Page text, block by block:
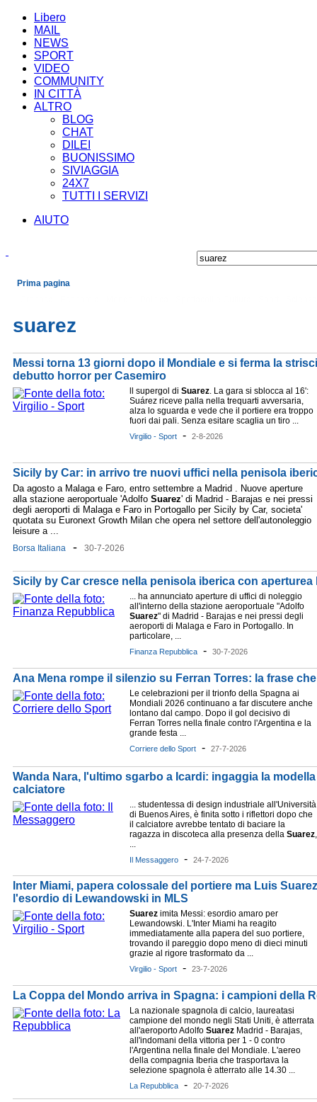
Libero
MAIL
NEWS
SPORT
VIDEO
COMMUNITY
IN CITTÀ
ALTRO
BLOG
CHAT
DILEI
BUONISSIMO
SIVIAGGIA
24X7
TUTTI I SERVIZI
AIUTO
Prima pagina
suarez
Messi torna 13 giorni dopo il Mondiale e si ferma la
debutto horror per Casemiro
ll supergol di Suarez. La gara si sblocca al 16':
Suárez riceve palla nella trequarti avversaria,
alza lo sguarda e vede che il portiere era troppo
fuori dai pali. Senza esitare scaglia un tiro ...
Virgilio - Sport - 2-8-2026
Sicily by Car: in arrivo tre nuovi uffici nella penisola
Da agosto a Malaga e Faro, entro settembre a Madrid . Nuove aperture
alla stazione aeroportuale 'Adolfo Suarez' di Madrid - Barajas e nei pressi
degli aeroporti di Malaga e Faro in Portogallo per Sicily by Car, societa'
quotata su Euronext Growth Milan che opera nel settore dell'autonoleggio
leisure a ...
Borsa Italiana - 30-7-2026
Sicily by Car cresce nella penisola iberica con aperturea
... ha annunciato aperture di uffici di noleggio
all'interno della stazione aeroportuale "Adolfo
Suarez" di Madrid - Barajas e nei pressi degli
aeroporti di Malaga e Faro in Portogallo. In
particolare, ...
Finanza Repubblica - 30-7-2026
Ana Mena rompe il silenzio su Ferran Torres: la frase
Le celebrazioni per il trionfo della Spagna ai
Mondiali 2026 continuano a far discutere anche
lontano dal campo. Dopo il gol decisivo di
Ferran Torres nella finale contro l'Argentina e la
grande festa ...
Corriere dello Sport - 27-7-2026
Wanda Nara, l'ultimo sgarbo a Icardi: ingaggia la
calciatore
... studentessa di design industriale all'Università
di Buenos Aires, è finita sotto i riflettori dopo che
il calciatore avrebbe tentato di baciare la
ragazza in discoteca alla presenza della Suarez,
...
Il Messaggero - 24-7-2026
Inter Miami, papera colossale del portiere ma Luis
l'esordio di Lewandowski in MLS
Suarez imita Messi: esordio amaro per
Lewandowski. L'Inter Miami ha reagito
immediatamente alla papera del suo portiere,
trovando il pareggio dopo meno di dieci minuti
grazie al rigore trasformato da ...
Virgilio - Sport - 23-7-2026
La Coppa del Mondo arriva in Spagna: i campioni della
La nazionale spagnola di calcio, laureatasi
campione del mondo negli Stati Uniti, è atterrata
all'aeroporto Adolfo Suarez Madrid - Barajas,
all'indomani della vittoria per 1 - 0 contro
l'Argentina nella finale del Mondiale. L'aereo
della compagnia Iberia che trasportava la
selezione spagnola è atterrato alle 14.30 ...
La Repubblica - 20-7-2026